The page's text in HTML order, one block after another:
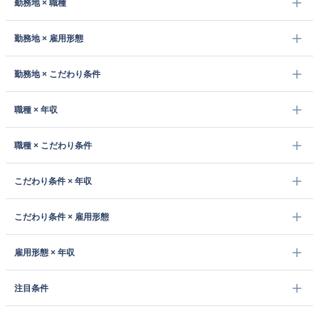
勤務地 × 職種
勤務地 × 雇用形態
勤務地 × こだわり条件
職種 × 年収
職種 × こだわり条件
こだわり条件 × 年収
こだわり条件 × 雇用形態
雇用形態 × 年収
注目条件